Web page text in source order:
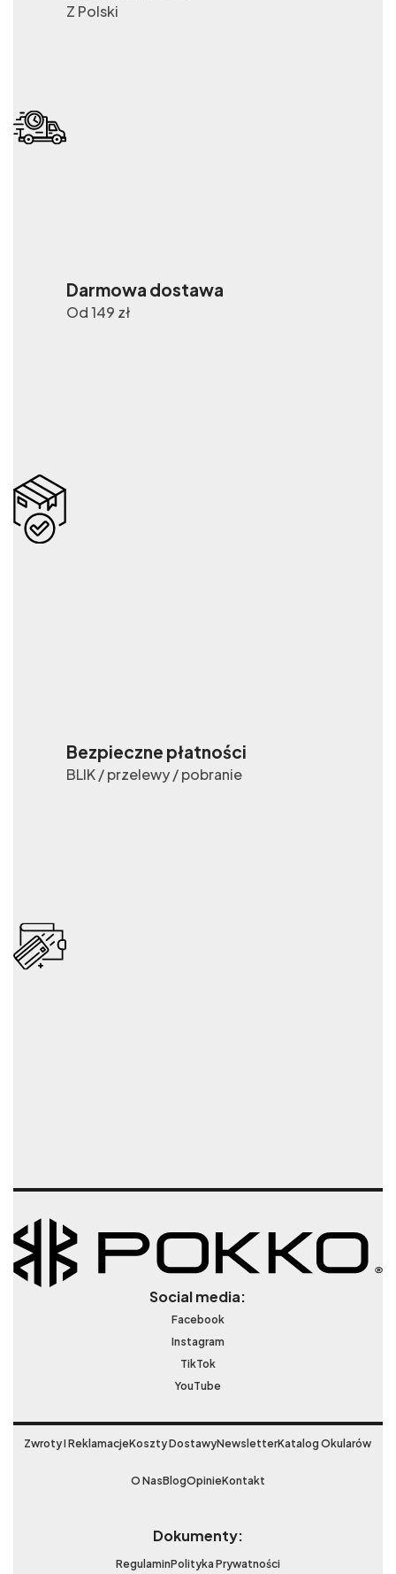
Z Polski
Darmowa dostawa
Od 149 zł
Bezpieczne płatności
BLIK / przelewy / pobranie
Social media:
Facebook
Instagram
TikTok
YouTube
Zwroty I ReklamacjeKoszty DostawyNewsletterKatalog Okularów
O NasBlogOpinieKontakt
Dokumenty:
RegulaminPolityka Prywatności